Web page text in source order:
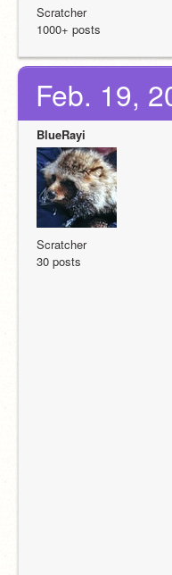
Scratcher
1000+ posts
Feb. 19,
BlueRayi
Scratcher
30 posts